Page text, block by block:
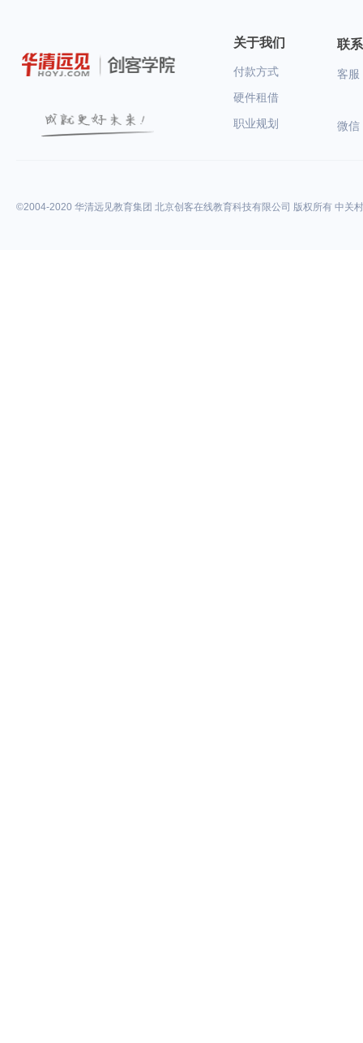
关于我们
付款方式
硬件租借
职业规划
联
客服
微信
©2004-2020 华清远见教育集团 北京创客在线教育科技有限公司 版权所有 中关